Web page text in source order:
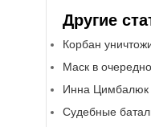
Другие
Корбан
Маск в
Инна Цимбалюк
Судебные